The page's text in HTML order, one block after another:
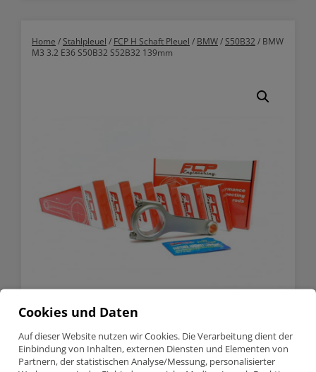
Home /Stahlpleuel / FCP H Schaft Pleuel / BMW/S50B32 / BMW
M3 3.2 E36 S50B32 S52B32 139mm
BMW M3 3.2 E36 S50B32
Cookies und Daten
Auf dieser Website nutzen wir Cookies. Die Verarbeitung dient der
Einbindung von Inhalten, externen Diensten und Elementen von
Partnern, der statistischen Analyse/Messung, personalisierter